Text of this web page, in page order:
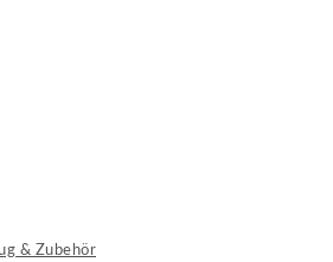
& Zubehör